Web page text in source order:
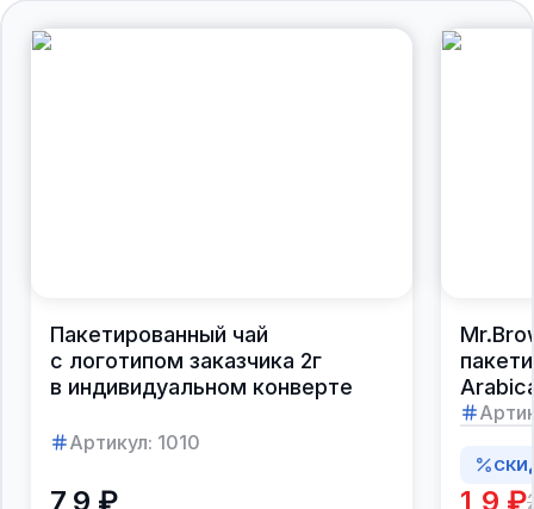
Пакетированный чай
с логотипом заказчика 2г
в индивидуальном конверте
Артикул: 1010
7,9 ₽ 1,9 ₽